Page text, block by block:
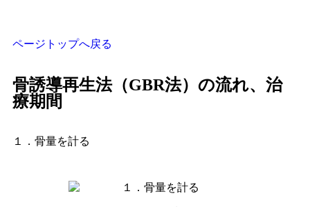
ページトップへ戻る
骨誘導再生法（GBR法）の流れ、治
療期間
１．骨量を計る